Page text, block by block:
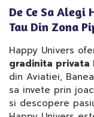
De Ce Sa Alegi
Tau Din Zona
Happy Univers
gradinita privata
din Aviatiei,
sa invete prin
si descopere